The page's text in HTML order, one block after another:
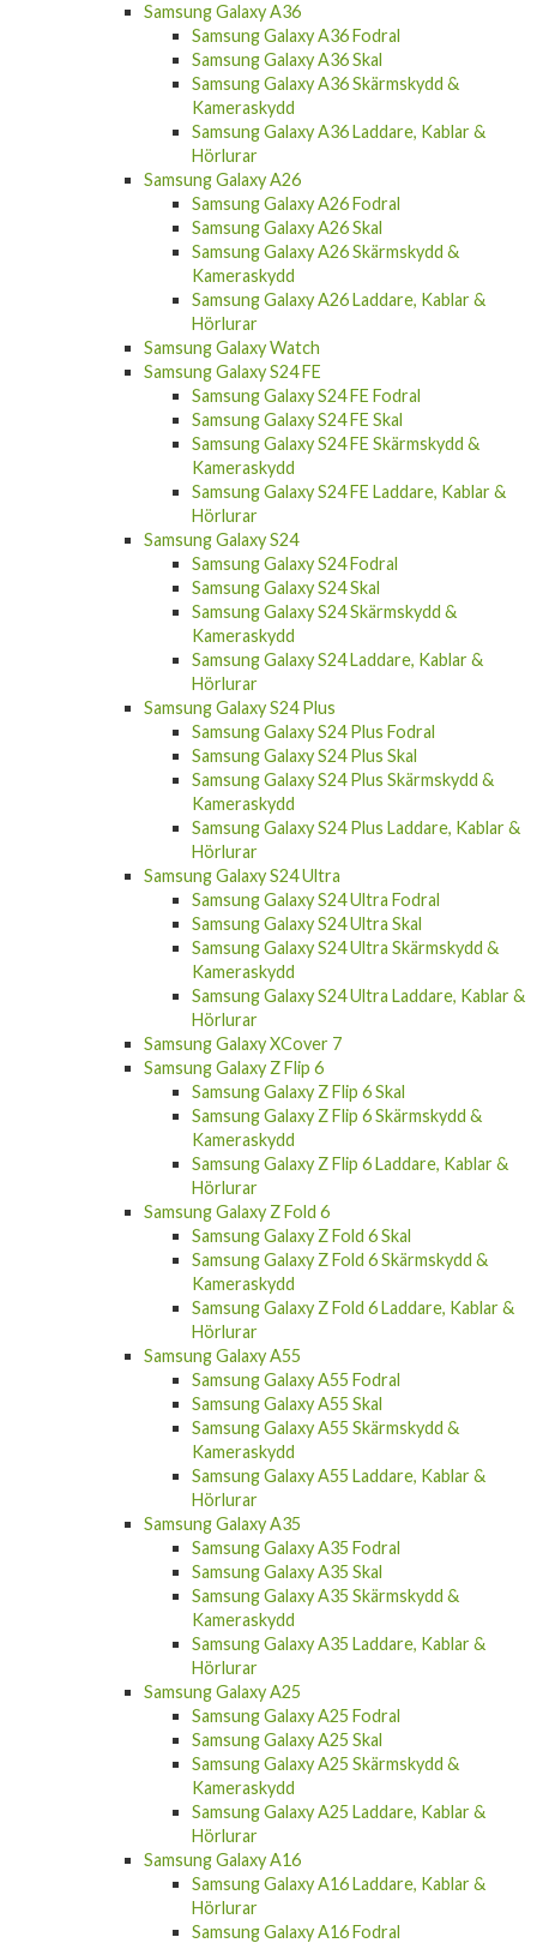
Samsung Galaxy A36
Samsung Galaxy A36 Fodral
Samsung Galaxy A36 Skal
Samsung Galaxy A36 Skärmskydd &
Kameraskydd
Samsung Galaxy A36 Laddare, Kablar &
Hörlurar
Samsung Galaxy A26
Samsung Galaxy A26 Fodral
Samsung Galaxy A26 Skal
Samsung Galaxy A26 Skärmskydd &
Kameraskydd
Samsung Galaxy A26 Laddare, Kablar &
Hörlurar
Samsung Galaxy Watch
Samsung Galaxy S24 FE
Samsung Galaxy S24 FE Fodral
Samsung Galaxy S24 FE Skal
Samsung Galaxy S24 FE Skärmskydd &
Kameraskydd
Samsung Galaxy S24 FE Laddare, Kablar &
Hörlurar
Samsung Galaxy S24
Samsung Galaxy S24 Fodral
Samsung Galaxy S24 Skal
Samsung Galaxy S24 Skärmskydd &
Kameraskydd
Samsung Galaxy S24 Laddare, Kablar &
Hörlurar
Samsung Galaxy S24 Plus
Samsung Galaxy S24 Plus Fodral
Samsung Galaxy S24 Plus Skal
Samsung Galaxy S24 Plus Skärmskydd &
Kameraskydd
Samsung Galaxy S24 Plus Laddare, Kablar &
Hörlurar
Samsung Galaxy S24 Ultra
Samsung Galaxy S24 Ultra Fodral
Samsung Galaxy S24 Ultra Skal
Samsung Galaxy S24 Ultra Skärmskydd &
Kameraskydd
Samsung Galaxy S24 Ultra Laddare, Kablar &
Hörlurar
Samsung Galaxy XCover 7
Samsung Galaxy Z Flip 6
Samsung Galaxy Z Flip 6 Skal
Samsung Galaxy Z Flip 6 Skärmskydd &
Kameraskydd
Samsung Galaxy Z Flip 6 Laddare, Kablar &
Hörlurar
Samsung Galaxy Z Fold 6
Samsung Galaxy Z Fold 6 Skal
Samsung Galaxy Z Fold 6 Skärmskydd &
Kameraskydd
Samsung Galaxy Z Fold 6 Laddare, Kablar &
Hörlurar
Samsung Galaxy A55
Samsung Galaxy A55 Fodral
Samsung Galaxy A55 Skal
Samsung Galaxy A55 Skärmskydd &
Kameraskydd
Samsung Galaxy A55 Laddare, Kablar &
Hörlurar
Samsung Galaxy A35
Samsung Galaxy A35 Fodral
Samsung Galaxy A35 Skal
Samsung Galaxy A35 Skärmskydd &
Kameraskydd
Samsung Galaxy A35 Laddare, Kablar &
Hörlurar
Samsung Galaxy A25
Samsung Galaxy A25 Fodral
Samsung Galaxy A25 Skal
Samsung Galaxy A25 Skärmskydd &
Kameraskydd
Samsung Galaxy A25 Laddare, Kablar &
Hörlurar
Samsung Galaxy A16
Samsung Galaxy A16 Laddare, Kablar &
Hörlurar
Samsung Galaxy A16 Fodral